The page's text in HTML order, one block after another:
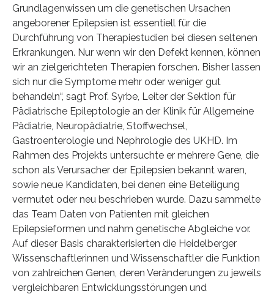
Grundlagenwissen um die genetischen Ursachen
angeborener Epilepsien ist essentiell für die
Durchführung von Therapiestudien bei diesen seltenen
Erkrankungen. Nur wenn wir den Defekt kennen, können
wir an zielgerichteten Therapien forschen. Bisher lassen
sich nur die Symptome mehr oder weniger gut
behandeln“, sagt Prof. Syrbe, Leiter der Sektion für
Pädiatrische Epileptologie an der Klinik für Allgemeine
Pädiatrie, Neuropädiatrie, Stoffwechsel,
Gastroenterologie und Nephrologie des UKHD. Im
Rahmen des Projekts untersuchte er mehrere Gene, die
schon als Verursacher der Epilepsien bekannt waren,
sowie neue Kandidaten, bei denen eine Beteiligung
vermutet oder neu beschrieben wurde. Dazu sammelte
das Team Daten von Patienten mit gleichen
Epilepsieformen und nahm genetische Abgleiche vor.
Auf dieser Basis charakterisierten die Heidelberger
Wissenschaftlerinnen und Wissenschaftler die Funktion
von zahlreichen Genen, deren Veränderungen zu jeweils
vergleichbaren Entwicklungsstörungen und